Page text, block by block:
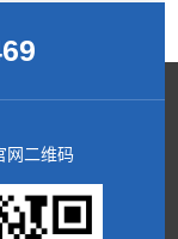
网二维码